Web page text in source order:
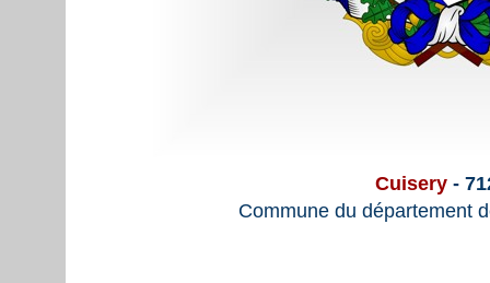
Cuisery -
Commune du département